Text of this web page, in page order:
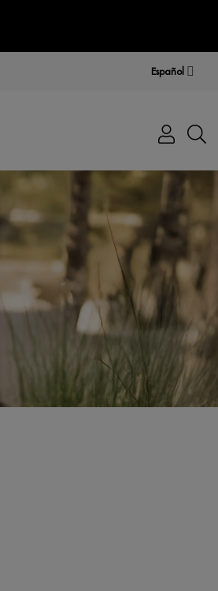
Español